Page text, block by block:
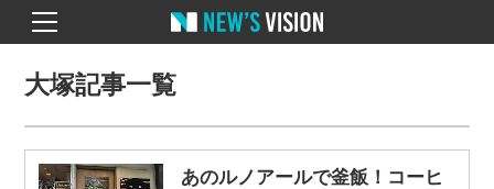
大塚記事一覧
あのルノアールで釜飯！コーヒ